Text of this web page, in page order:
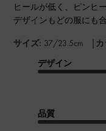
ヒールが低く、ピンヒ
デザインもどの服にも
サイズ: 37/23.5cm |
デザイン
品質